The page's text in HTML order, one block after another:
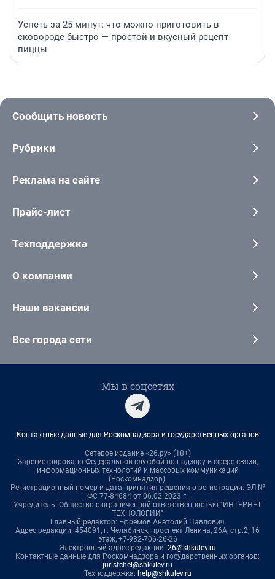
Успеть за 25 минут: что можно приготовить в
сковороде быстро — простой и вкусный рецепт
пиццы
Сообщить новость
Рубрики
Реклама на сайте
Прайс-лист
Техподдержка
О компании
Наши вакансии
Все города сети
Мы в соцсетях
Контактные данные для Роскомнадзора и государственных органов
Сетевое издание «26.ру» (18+)
Зарегистрировано Федеральной службой по надзору в сфере связи,
информационных технологий и массовых коммуникаций
(Роскомнадзор).
Регистрационный номер и дата принятия решения о регистрации: ЭЛ №
ФС 77-84684 от 06.02.2023 г.
Учредитель: Общество с ограниченной ответственностью "ИНТЕРНЕТ
ТЕХНОЛОГИИ"
Главный редактор: Ефремов Анатолий Павлович
Адрес редакции: 454091, г. Челябинск, проспект Ленина, 26А, стр.2, 16
этаж, +7-982-706-26-26
Электронный адрес редакции: 26@shkulev.ru
Контактные данные для Роскомнадзора и государственных органов:
juristchel@shkulev.ru
Техподдержка: help@shkulev.ru